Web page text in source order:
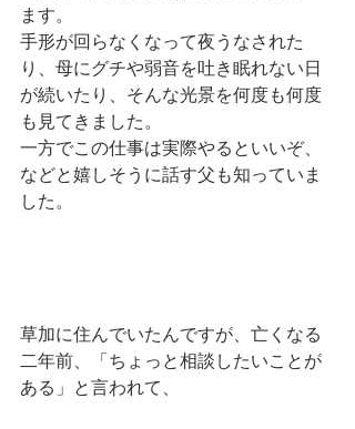
ます。
手形が回らなくなって夜うなされた
り、母にグチや弱音を吐き眠れない日
が続いたり、そんな光景を何度も何度
も見てきました。
一方でこの仕事は実際やるといいぞ、
などと嬉しそうに話す父も知っていま
した。
草加に住んでいたんですが、亡くなる
二年前、「ちょっと相談したいことが
ある」と言われて、